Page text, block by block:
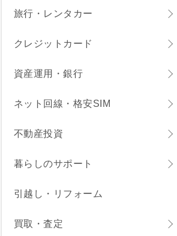
4,000 4,000
旅行・レンタカー
クレジットカード
資産運用・銀行
ネット回線・格安SIM
不動産投資
暮らしのサポート
引越し・リフォーム
買取・査定